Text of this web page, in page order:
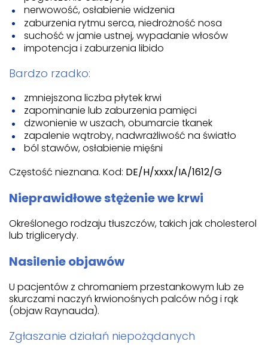
nerwowość, osłabienie widzenia
zaburzenia rytmu serca, niedrożność nosa
suchość w jamie ustnej, wypadanie włosów
impotencja i zaburzenia libido
Bardzo rzadko:
zmniejszona liczba płytek krwi
zapominanie lub zaburzenia pamięci
dzwonienie w uszach, obumarcie tkanek
zapalenie wątroby, nadwrażliwość na światło
ból stawów, osłabienie mięśni
Częstość nieznana. Kod: DE/H/xxxx/IA/1612/G
Nieprawidłowe stężenie we krwi
Określonego rodzaju tłuszczów, takich jak cholesterol
lub triglicerydy.
Nasilenie objawów
U pacjentów z chromaniem przestankowym lub ze
skurczami naczyń krwionośnych palców nóg i rąk
(objaw Raynauda).
Zgłaszanie działań niepożądanych